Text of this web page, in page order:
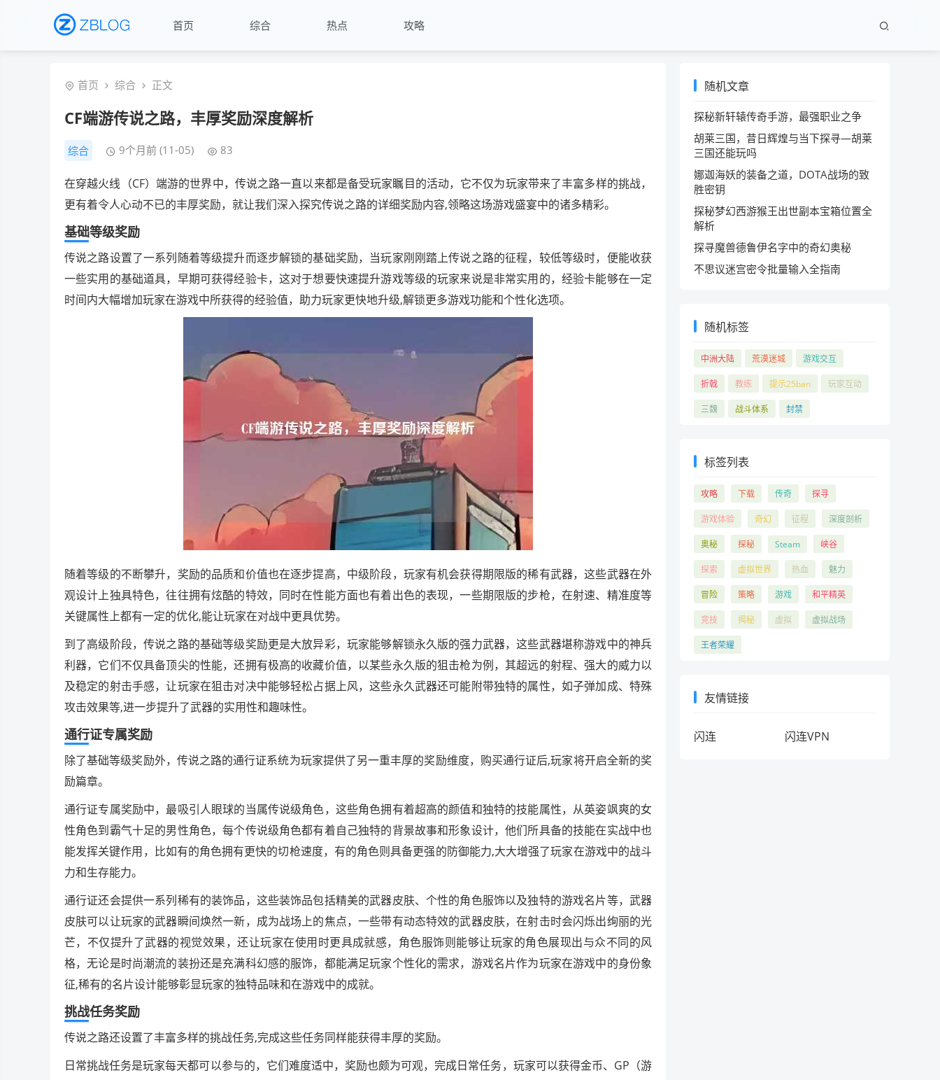
首页 综合 热点 攻略
首页 综合 正文
CF端游传说之路，丰厚奖励深度解析
综合 9个月前 (11-05) 83
在穿越火线（CF）端游的世界中，传说之路一直以来都是备受玩家瞩目的活动，它不仅为玩家带来了丰富多样的挑战，
更有着令人心动不已的丰厚奖励，就让我们深入探究传说之路的详细奖励内容,领略这场游戏盛宴中的诸多精彩。
基础等级奖励
传说之路设置了一系列随着等级提升而逐步解锁的基础奖励，当玩家刚刚踏上传说之路的征程，较低等级时，便能收获
一些实用的基础道具，早期可获得经验卡，这对于想要快速提升游戏等级的玩家来说是非常实用的，经验卡能够在一定
时间内大幅增加玩家在游戏中所获得的经验值，助力玩家更快地升级,解锁更多游戏功能和个性化选项。
随着等级的不断攀升，奖励的品质和价值也在逐步提高，中级阶段，玩家有机会获得期限版的稀有武器，这些武器在外
观设计上独具特色，往往拥有炫酷的特效，同时在性能方面也有着出色的表现，一些期限版的步枪，在射速、精准度等
关键属性上都有一定的优化,能让玩家在对战中更具优势。
到了高级阶段，传说之路的基础等级奖励更是大放异彩，玩家能够解锁永久版的强力武器，这些武器堪称游戏中的神兵
利器，它们不仅具备顶尖的性能，还拥有极高的收藏价值，以某些永久版的狙击枪为例，其超远的射程、强大的威力以
及稳定的射击手感，让玩家在狙击对决中能够轻松占据上风，这些永久武器还可能附带独特的属性，如子弹加成、特殊
攻击效果等,进一步提升了武器的实用性和趣味性。
通行证专属奖励
除了基础等级奖励外，传说之路的通行证系统为玩家提供了另一重丰厚的奖励维度，购买通行证后,玩家将开启全新的奖
励篇章。
通行证专属奖励中，最吸引人眼球的当属传说级角色，这些角色拥有着超高的颜值和独特的技能属性，从英姿飒爽的女
性角色到霸气十足的男性角色，每个传说级角色都有着自己独特的背景故事和形象设计，他们所具备的技能在实战中也
能发挥关键作用，比如有的角色拥有更快的切枪速度，有的角色则具备更强的防御能力,大大增强了玩家在游戏中的战斗
力和生存能力。
通行证还会提供一系列稀有的装饰品，这些装饰品包括精美的武器皮肤、个性的角色服饰以及独特的游戏名片等，武器
皮肤可以让玩家的武器瞬间焕然一新，成为战场上的焦点，一些带有动态特效的武器皮肤，在射击时会闪烁出绚丽的光
芒，不仅提升了武器的视觉效果，还让玩家在使用时更具成就感，角色服饰则能够让玩家的角色展现出与众不同的风
格，无论是时尚潮流的装扮还是充满科幻感的服饰，都能满足玩家个性化的需求，游戏名片作为玩家在游戏中的身份象
征,稀有的名片设计能够彰显玩家的独特品味和在游戏中的成就。
挑战任务奖励
传说之路还设置了丰富多样的挑战任务,完成这些任务同样能获得丰厚的奖励。
日常挑战任务是玩家每天都可以参与的，它们难度适中，奖励也颇为可观，完成日常任务，玩家可以获得金币、GP（游
随机文章
探秘新轩辕传奇手游，最强职业之争
胡莱三国，昔日辉煌与当下探寻—胡莱
三国还能玩吗
娜迦海妖的装备之道，DOTA战场的致
胜密钥
探秘梦幻西游猴王出世副本宝箱位置全
解析
探寻魔兽德鲁伊名字中的奇幻奥秘
不思议迷宫密令批量输入全指南
随机标签
中洲大陆 荒漠迷城 游戏交互
折戟 教练 提示25ban 玩家互动
三魏 战斗体系 封禁
标签列表
攻略 下载 传奇 探寻
游戏体验 奇幻 征程 深度剖析
奥秘 探秘 Steam 峡谷
探索 虚拟世界 热血 魅力
冒险 策略 游戏 和平精英
竞技 揭秘 虚拟 虚拟战场
王者荣耀
友情链接
闪连 闪连VPN